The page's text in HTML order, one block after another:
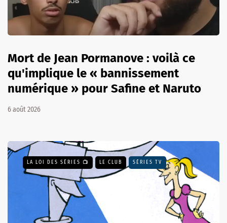
Mort de Jean Pormanove : voilà ce
qu'implique le « bannissement
numérique » pour Safine et Naruto
6 août 2026
LA LOI DES SÉRIES 📺 LE CLUB SÉRIES TV